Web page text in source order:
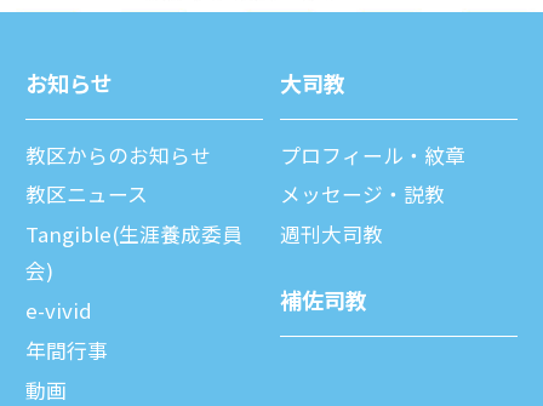
お知らせ
教区からのお知らせ
教区ニュース
Tangible(生涯養成委員
会)
e-vivid
年間⾏事
動画
⼤司教
プロフィール・紋章
メッセージ・説教
週刊⼤司教
補佐司教